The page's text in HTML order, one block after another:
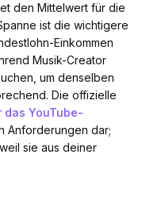
den Mittelwert für die
ist die wichtigere
Einkommen
Musik-Creator
um denselben
Die offizielle
das YouTube-
Anforderungen dar;
sie aus deiner